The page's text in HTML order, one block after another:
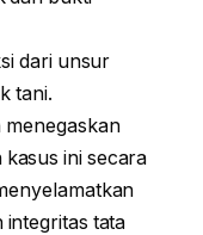
dari unsur
tani.
menegaskan
ini secara
integritas tata